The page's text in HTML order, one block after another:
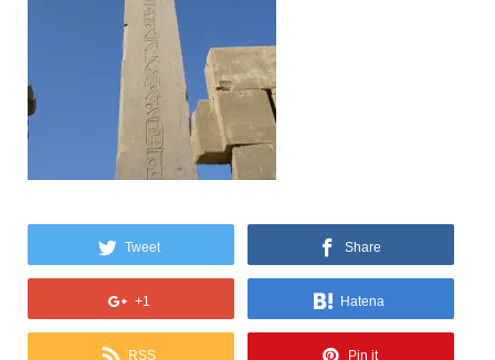
Tweet Share
+1 Hatena
RSS Pin it